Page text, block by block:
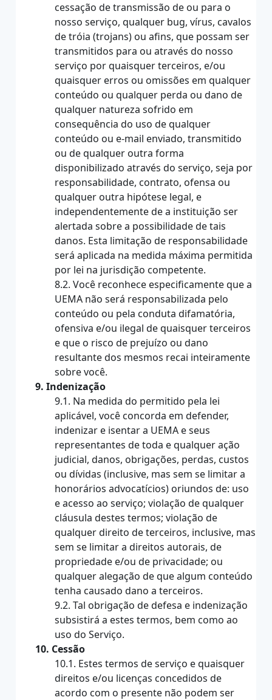
cessação de transmissão de ou para o
nosso serviço, qualquer bug, vírus, cavalos
de tróia (trojans) ou afins, que possam ser
transmitidos para ou através do nosso
serviço por quaisquer terceiros, e/ou
quaisquer erros ou omissões em qualquer
conteúdo ou qualquer perda ou dano de
qualquer natureza sofrido em
consequência do uso de qualquer
conteúdo ou e-mail enviado, transmitido
ou de qualquer outra forma
disponibilizado através do serviço, seja por
responsabilidade, contrato, ofensa ou
qualquer outra hipótese legal, e
independentemente de a instituição ser
alertada sobre a possibilidade de tais
danos. Esta limitação de responsabilidade
será aplicada na medida máxima permitida
por lei na jurisdição competente.
8.2. Você reconhece especificamente que a
UEMA não será responsabilizada pelo
conteúdo ou pela conduta difamatória,
ofensiva e/ou ilegal de quaisquer terceiros
e que o risco de prejuízo ou dano
resultante dos mesmos recai inteiramente
sobre você.
9. Indenização
9.1. Na medida do permitido pela lei
aplicável, você concorda em defender,
indenizar e isentar a UEMA e seus
representantes de toda e qualquer ação
judicial, danos, obrigações, perdas, custos
ou dívidas (inclusive, mas sem se limitar a
honorários advocatícios) oriundos de: uso
e acesso ao serviço; violação de qualquer
cláusula destes termos; violação de
qualquer direito de terceiros, inclusive, mas
sem se limitar a direitos autorais, de
propriedade e/ou de privacidade; ou
qualquer alegação de que algum conteúdo
tenha causado dano a terceiros.
9.2. Tal obrigação de defesa e indenização
subsistirá a estes termos, bem como ao
uso do Serviço.
10. Cessão
10.1. Estes termos de serviço e quaisquer
direitos e/ou licenças concedidos de
acordo com o presente não podem ser